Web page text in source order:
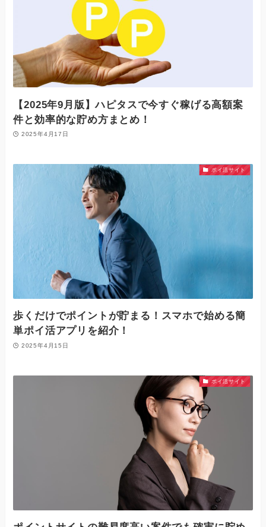
【2025年9月版】ハピタスで今すぐ稼げる高額案
件と効率的な貯め方まとめ！
2025年4月17日
ポイ活サイト
歩くだけでポイントが貯まる！スマホで始める簡
単ポイ活アプリを紹介！
2025年4月15日
ポイ活サイト